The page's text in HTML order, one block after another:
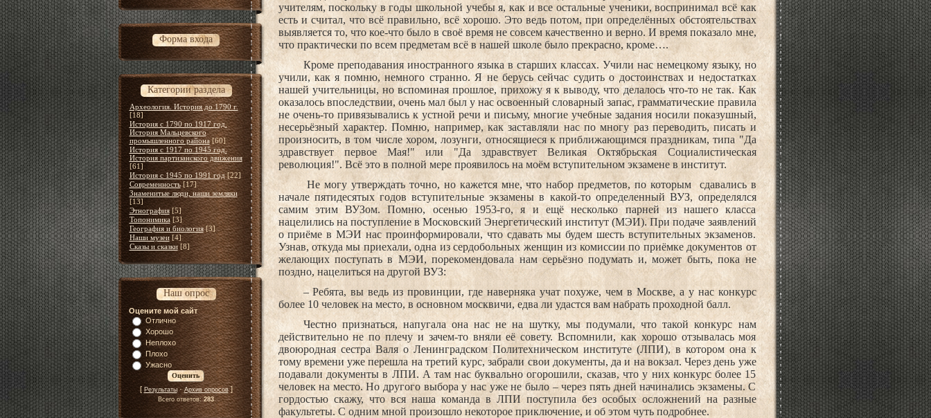
Форма входа
Категории раздела
Археология. История до 1790 г.
[18]
История с 1790 по 1917 год.
История Мальцевского
промышленного района [60]
История с 1917 по 1945 год.
История партизанского движения
[61]
История с 1945 по 1991 год [22]
Современность [17]
Знаменитые люди, наши земляки
[13]
Этнография [5]
Топонимика [3]
География и биология [3]
Наши музеи [4]
Сказы и сказки [8]
Наш опрос
Оцените мой сайт
Отлично
Хорошо
Неплохо
Плохо
Ужасно
[ Результаты·Архив опросов]
Всего ответов:283
учителям, поскольку в годы школьной учебы я, как и все остальные ученики, воспринимал всё как
есть и считал, что всё правильно, всё хорошо. Это ведь потом, при определённых обстоятельствах
выявляется то, что кое-что было в своё время не совсем качественно и верно. И время показало мне,
что практически по всем предметам всё в нашей школе было прекрасно, кроме….
Кроме преподавания иностранного языка в старших классах. Учили нас немецкому языку, но
учили, как я помню, немного странно. Я не берусь сейчас судить о достоинствах и недостатках
нашей учительницы, но вспоминая прошлое, прихожу я к выводу, что делалось что-то не так. Как
оказалось впоследствии, очень мал был у нас освоенный словарный запас, грамматические правила
не очень-то привязывались к устной речи и письму, многие учебные задания носили показушный,
несерьёзный характер. Помню, например, как заставляли нас по многу раз переводить, писать и
произносить, в том числе хором, лозунги, относящиеся к приближающимся праздникам, типа "Да
здравствует первое Мая!" или "Да здравствует Великая Октябрьская Социалистическая
революция!". Всё это в полной мере проявилось на моём вступительном экзамене в институт.
Не могу утверждать точно, но кажется мне, что набор предметов, по которым
сдавались в
начале пятидесятых годов вступительные экзамены в какой-то определенный ВУЗ, определялся
самим этим ВУЗом. Помню, осенью 1953-го, я и ещё несколько парней из нашего класса
нацелились на поступление в Московский Энергетический институт (МЭИ). При подаче заявлений
о приёме в МЭИ нас проинформировали, что сдавать мы будем шесть вступительных экзаменов.
Узнав, откуда мы приехали, одна из сердобольных женщин из комиссии по приёмке документов от
желающих поступать в МЭИ, порекомендовала нам серьёзно подумать и, может быть, пока не
поздно, нацелиться на другой ВУЗ:
– Ребята, вы ведь из провинции, где наверняка учат похуже, чем в Москве, а у нас конкурс
более 10 человек на место, в основном москвичи, едва ли удастся вам набрать проходной балл.
Честно признаться, напугала она нас не на шутку, мы подумали, что такой конкурс нам
действительно не по плечу и зачем-то вняли её совету. Вспомнили, как хорошо отзывалась моя
двоюродная сестра Валя о Ленинградском Политехническом институте (ЛПИ), в котором она к
тому времени уже перешла на третий курс, забрали свои документы, да и на вокзал. Через день уже
подавали документы в ЛПИ. А там нас буквально огорошили, сказав, что у них конкурс более 15
человек на место. Но другого выбора у нас уже не было – через пять дней начинались экзамены. С
гордостью скажу, что вся наша команда в ЛПИ поступила без особых осложнений на разные
факультеты. С одним мной произошло некоторое приключение, и об этом чуть подробнее.